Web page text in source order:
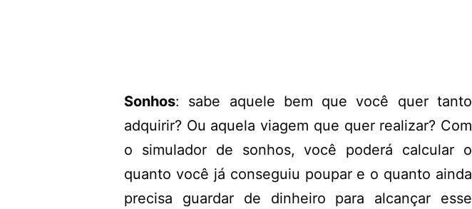
Sonhos: sabe aquele bem que você quer tanto
adquirir? Ou aquela viagem que quer realizar? Com
o simulador de sonhos, você poderá calcular o
quanto você já conseguiu poupar e o quanto ainda
precisa guardar de dinheiro para alcançar esse